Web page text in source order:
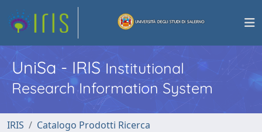
UniSa - IRISInstitutional
Research Information System
IRIS
Catalogo Prodotti Ricerca